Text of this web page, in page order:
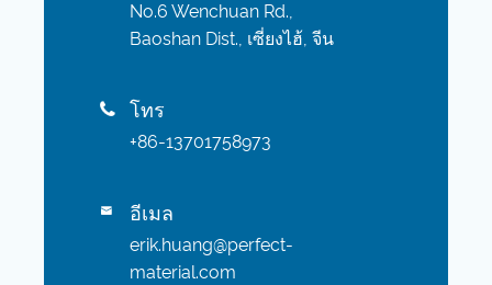
No.6 Wenchuan Rd.,
Baoshan Dist., เซี่ยงไฮ้, จีน
 โทร
+86-13701758973
 อีเมล
erik.huang@perfect-
material.com